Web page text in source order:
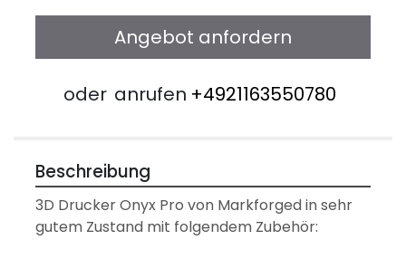
Angebot anfordern
oder anrufen +4921163550780
Beschreibung
3D Drucker Onyx Pro von Markforged in sehr
gutem Zustand mit folgendem Zubehör: